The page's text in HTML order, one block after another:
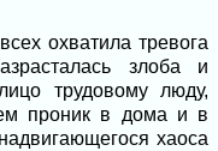
охватила тревога
злоба и
трудовому люду,
проник в дома и в
хаоса